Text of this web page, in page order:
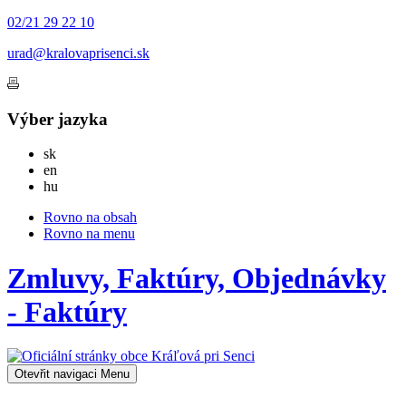
02/21 29 22 10
urad@kralovaprisenci.sk
Výber jazyka
skSlovensky
en
hu
Rovno na obsah
Rovno na menu
Zmluvy, Faktúry, Objednávky
- Faktúry
Otevřit navigaci Menu